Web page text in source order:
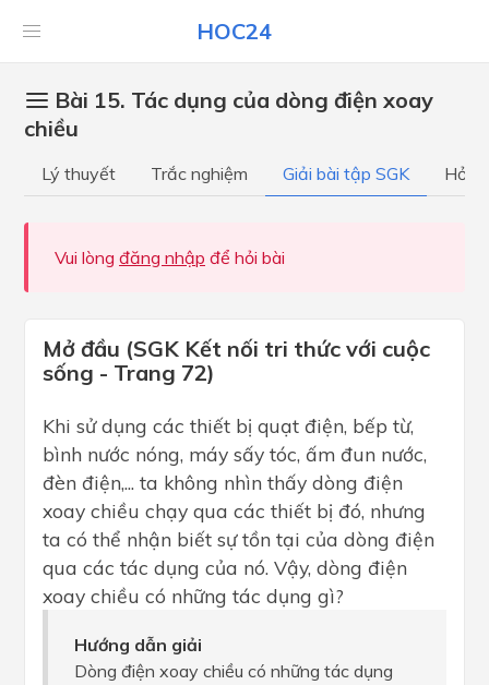
HOC24
Bài 15. Tác dụng của dòng điện xoay
chiều
Lý thuyết Trắc nghiệm Giải bài tập SGK Hỏi
Vui lòng đăng nhập để hỏi bài
Mở đầu (SGK Kết nối tri thức với cuộc
sống - Trang 72)
Khi sử dụng các thiết bị quạt điện, bếp từ,
bình nước nóng, máy sấy tóc, ấm đun nước,
đèn điện,... ta không nhìn thấy dòng điện
xoay chiều chạy qua các thiết bị đó, nhưng
ta có thể nhận biết sự tồn tại của dòng điện
qua các tác dụng của nó. Vậy, dòng điện
xoay chiều có những tác dụng gì?
Hướng dẫn giải
Dòng điện xoay chiều có những tác dụng